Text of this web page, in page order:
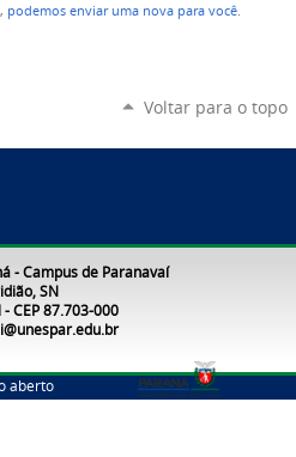
podemos enviar uma nova para você
Voltar para o topo
- Campus de Paranavaí
SN
CEP 87.703-000
aberto